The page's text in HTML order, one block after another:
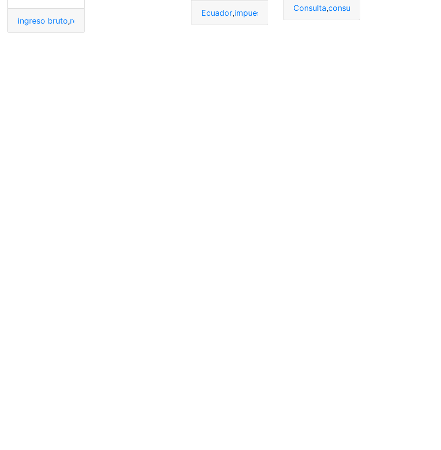
ingreso bruto,régimen especial servicio de rentas internas,tipo de contribuyente
Ecuador,impuesto a la salida de divisas,
Consulta,consulta online